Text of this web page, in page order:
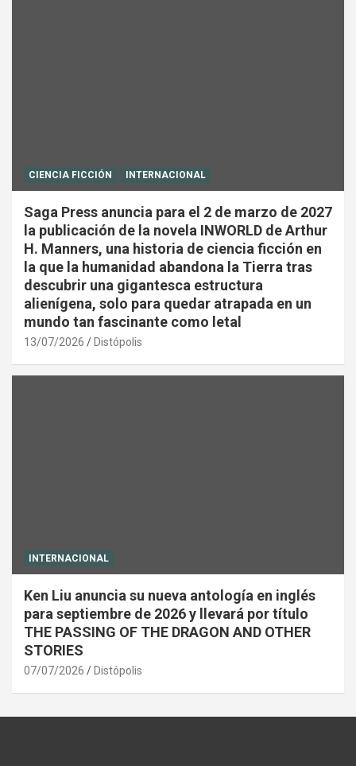
CIENCIA FICCIÓN INTERNACIONAL
Saga Press anuncia para el 2 de marzo de 2027
la publicación de la novela INWORLD de Arthur
H. Manners, una historia de ciencia ficción en
la que la humanidad abandona la Tierra tras
descubrir una gigantesca estructura
alienígena, solo para quedar atrapada en un
mundo tan fascinante como letal
13/07/2026 Distópolis
INTERNACIONAL
Ken Liu anuncia su nueva antología en inglés
para septiembre de 2026 y llevará por título
THE PASSING OF THE DRAGON AND OTHER
STORIES
07/07/2026 Distópolis